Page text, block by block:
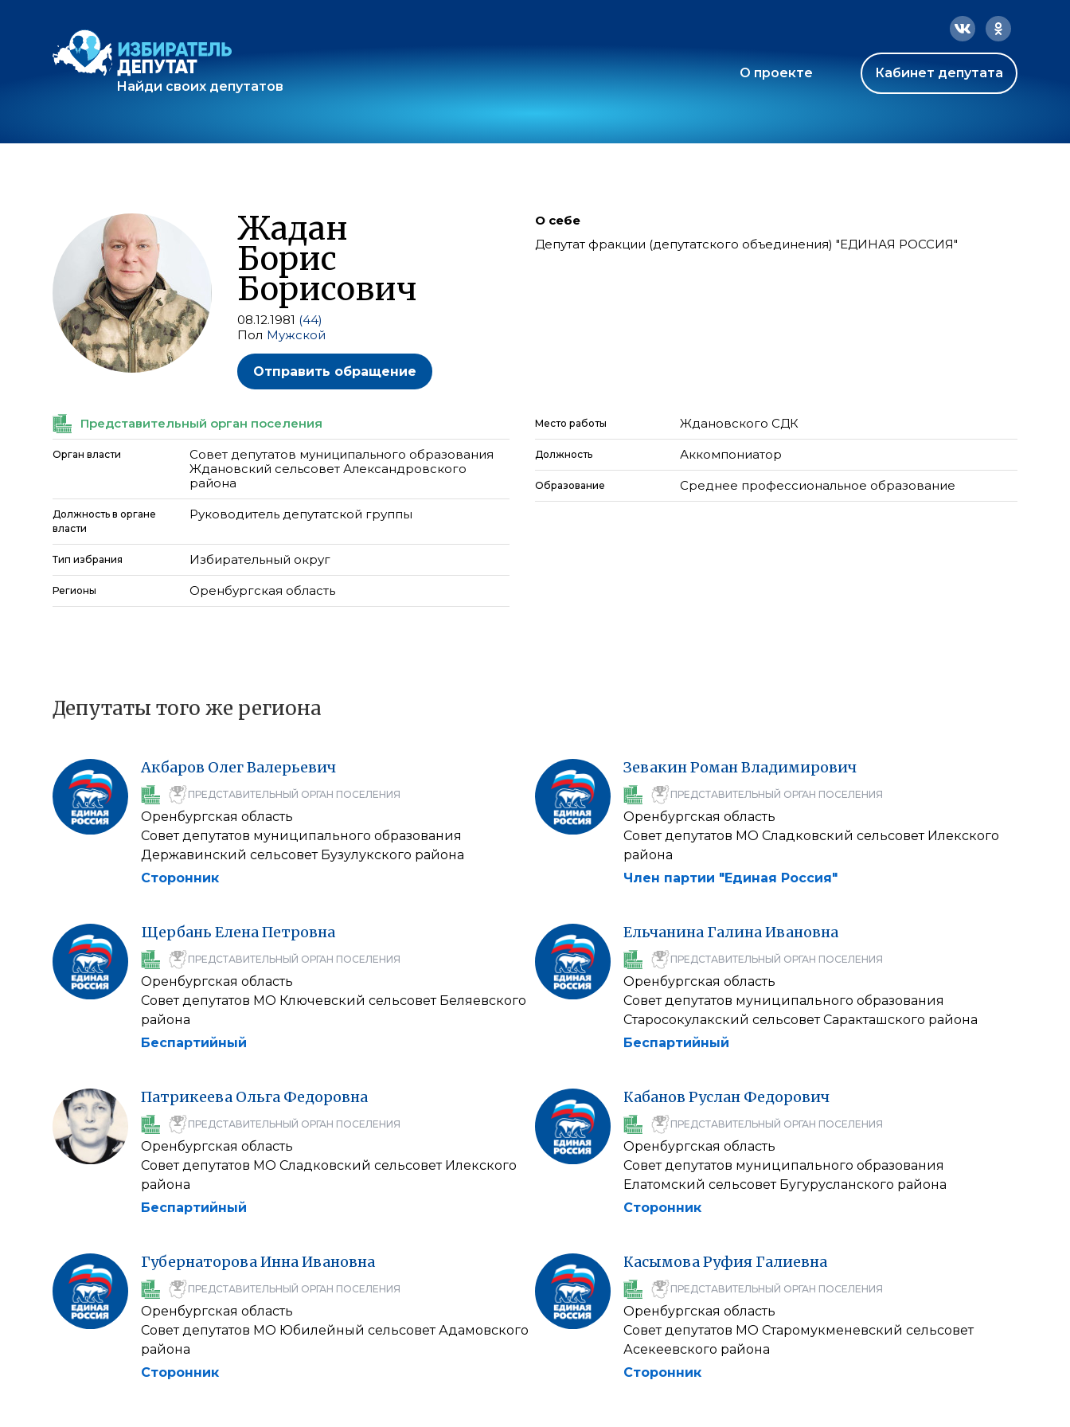
Найди своих депутатов
О проекте Кабинет депутата
Жадан
Борис
Борисович
08.12.1981 (44)
Пол Мужской
Отправить обращение
О себе
Депутат фракции (депутатского объединения) "ЕДИНАЯ РОССИЯ"
Представительный орган поселения
Орган власти
Совет депутатов муниципального образования
Ждановский сельсовет Александровского
района
Должность в органе
власти
Руководитель депутатской группы
Тип избрания Избирательный округ
Регионы Оренбургская область
Место работы Ждановского СДК
Должность Аккомпониатор
Образование Среднее профессиональное образование
Депутаты того же региона
Акбаров ОлегВалерьевич
ПРЕДСТАВИТЕЛЬНЫЙ ОРГАН ПОСЕЛЕНИЯ
Оренбургская область
Совет депутатов муниципального образования
Державинский сельсовет Бузулукского района
Сторонник
ЗевакинРоманВладимирович
ПРЕДСТАВИТЕЛЬНЫЙ ОРГАН ПОСЕЛЕНИЯ
Оренбургская область
Совет депутатов МО Сладковский сельсовет Илекского
района
Член партии "Единая Россия"
Щербань ЕленаПетровна
ПРЕДСТАВИТЕЛЬНЫЙ ОРГАН ПОСЕЛЕНИЯ
Оренбургская область
Совет депутатов МО Ключевский сельсовет Беляевского
района
Беспартийный
Ельчанина ГалинаИвановна
ПРЕДСТАВИТЕЛЬНЫЙ ОРГАН ПОСЕЛЕНИЯ
Оренбургская область
Совет депутатов муниципального образования
Старосокулакский сельсовет Саракташского района
Беспартийный
Патрикеева Ольга Федоровна
ПРЕДСТАВИТЕЛЬНЫЙ ОРГАН ПОСЕЛЕНИЯ
Оренбургская область
Совет депутатов МО Сладковский сельсовет Илекского
района
Беспартийный
Кабанов Руслан Федорович
ПРЕДСТАВИТЕЛЬНЫЙ ОРГАН ПОСЕЛЕНИЯ
Оренбургская область
Совет депутатов муниципального образования
Елатомский сельсовет Бугурусланского района
Сторонник
ГубернатороваИннаИвановна
ПРЕДСТАВИТЕЛЬНЫЙ ОРГАН ПОСЕЛЕНИЯ
Оренбургская область
Совет депутатов МО Юбилейный сельсовет Адамовского
района
Сторонник
КасымоваРуфия Галиевна
ПРЕДСТАВИТЕЛЬНЫЙ ОРГАН ПОСЕЛЕНИЯ
Оренбургская область
Совет депутатов МО Старомукменевский сельсовет
Асекеевского района
Сторонник